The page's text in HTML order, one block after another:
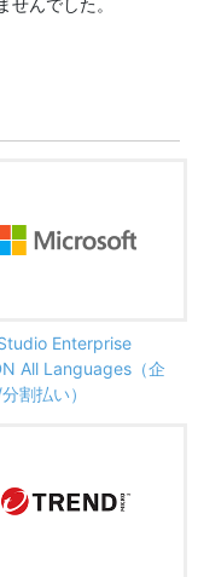
んでした。
Enterprise
All Languages（企
割払い）